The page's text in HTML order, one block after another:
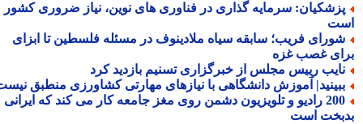
سرمایه گذاری در فناوری های نوین، نیاز ضروری کشور
فریب؛ سابقه سیاه ملادینوف در مسئله فلسطین تا ابزای
غصب غزه
رییس مجلس از خبرگزاری تسنیم بازدید کرد
آموزش دانشگاهی با نیازهای مهارتی کشاورزی منطبق نیست
200 رادیو و تلویزیون دشمن روی مغز جامعه کار می کند که ایرانی
است